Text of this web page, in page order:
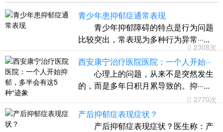
青少年患抑郁症通常表现
青少年抑郁障碍的特点是行为问题
比较突出，常表现为多种行为异常···...
2308次
西安康宁治疗医院医院：一个人开始···
心理上的问题，从来不是突然发生
的，而是多年日积月累导致的。抑···...
2770次
产后抑郁症表现症状？
产后抑郁症表现症状？医生称：产